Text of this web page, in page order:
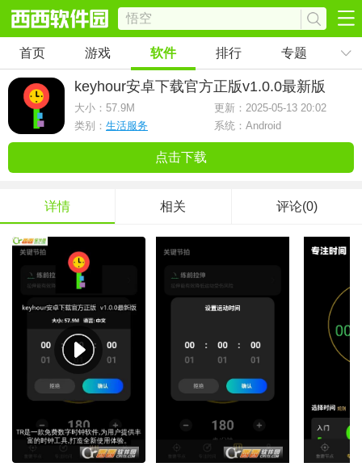
首页 游戏 软件 排行 专题
keyhour安卓下载官方正版v1.0.0最新版
大小： 57.9M
更新：2025-05-13 20:02
类别： 生活服务 系统：Android
点击下载
详情 相关 评论(0)